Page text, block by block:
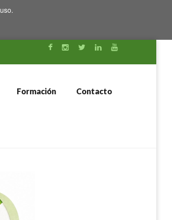
Formación Contacto